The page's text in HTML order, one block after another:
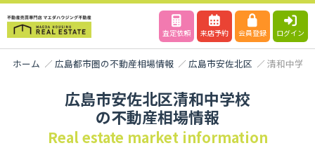
査定依頼 来店予約 会員登録 ログイン
ホーム 広島都市圏の不動産相場情報 広島市安佐北区 清和中学校
広島市安佐北区清和中学校
の不動産相場情報
Real estate market information